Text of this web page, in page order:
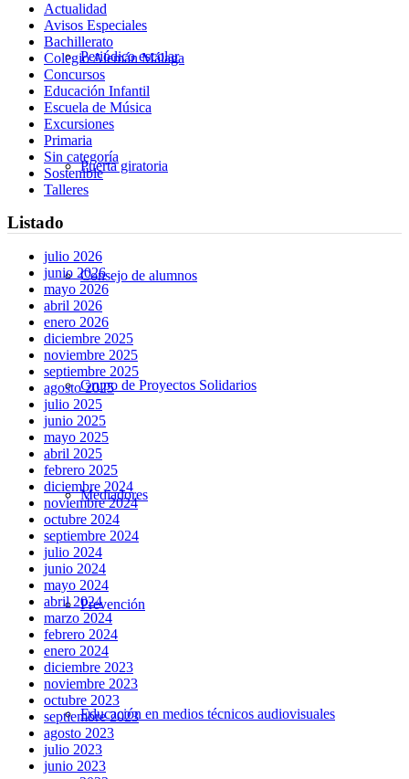
Periódico escolar
Puerta giratoria
Consejo de alumnos
Grupo de Proyectos Solidarios
Mediadores
Prevención
Educación en medios técnicos audiovisuales
Actualidad
Avisos Especiales
Bachillerato
Colegio Alemán Málaga
Concursos
Educación Infantil
Escuela de Música
Excursiones
Primaria
Sin categoría
Sostenible
Talleres
Listado
julio 2026
junio 2026
mayo 2026
abril 2026
enero 2026
diciembre 2025
noviembre 2025
septiembre 2025
agosto 2025
julio 2025
junio 2025
mayo 2025
abril 2025
febrero 2025
diciembre 2024
noviembre 2024
octubre 2024
septiembre 2024
julio 2024
junio 2024
mayo 2024
abril 2024
marzo 2024
febrero 2024
enero 2024
diciembre 2023
noviembre 2023
octubre 2023
septiembre 2023
agosto 2023
julio 2023
junio 2023